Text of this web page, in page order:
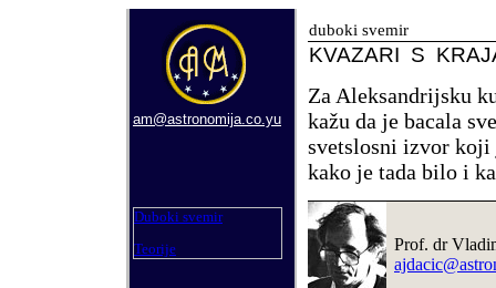
am@astronomija.co.yu
Duboki svemir
Teorije
duboki svemir
KVAZARI S
Za Aleksandrijsku
kažu da je bacala
svetslosni izvor
kako je tada bilo i
Prof. dr
ajdaci